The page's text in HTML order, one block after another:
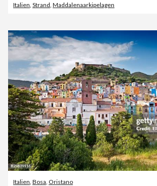
Italien, Strand, Maddalenaarkipelagen
Italien Bosa Oristano